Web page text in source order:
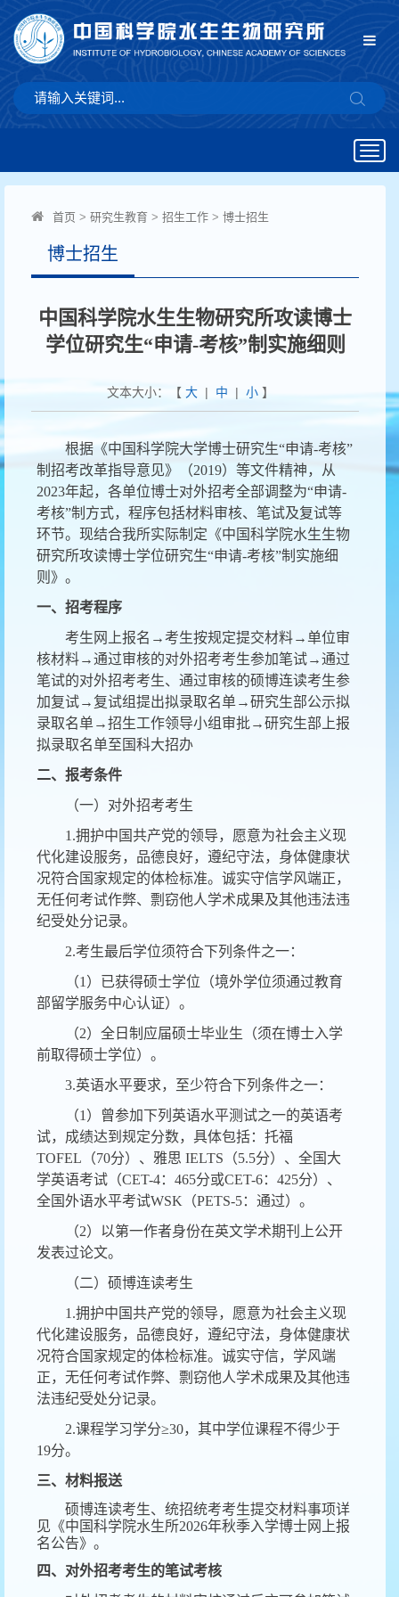
首页 > 研究生教育 > 招生工作 > 博士招生
博士招生
中国科学院水生生物研究所攻读博士
学位研究生“申请-考核”制实施细则
文本大小：【 大| 中 | 小】
根据《中国科学院大学博士研究生“申请-考核”
制招考改革指导意见》（2019）等文件精神，从
2023年起，各单位博士对外招考全部调整为“申请-
考核”制方式，程序包括材料审核、笔试及复试等
环节。 现结合我所实际制定《中国科学院水生生物
研究所攻读博士学位研究生“申请-考核”制实施细
则》。
一、招考程序
考生网上报名 →考生按规定提交材料→单位审
核材料→通过审核的对外招考考生参加笔试→通过
笔试的对外招考考生、通过审核的硕博连读考生参
加复试→复试组提出拟录取名单→研究生部公示拟
录取名单→招生工作领导小组审批→研究生部上报
拟录取名单至国科大招办
二、报考条件
（一）对外招考考生
1.拥护中国共产党的领导，愿意为社会主义现
代化建设服务，品德良好，遵纪守法，身体健康状
况符合国家规定的体检标准。诚实守信学风端正，
无任何考试作弊、剽窃他人学术成果及其他违法违
纪受处分记录。
2.考生最后学位须符合下列条件之一：
（1）已获得硕士学位（境外学位须通过教育
部留学服务中心认证）。
（2）全日制应届硕士毕业生（须在博士入学
前取得硕士学位）。
3.英语水平要求，至少符合下列条件之一：
（1）曾参加下列英语水平测试之一的英语考
试，成绩达到规定分数，具体包括：托福
TOFEL（70分）、雅思 IELTS（5.5分）、全国大
学英语考试（CET-4：465分或CET-6：425分）、
全国外语水平考试WSK（PETS-5：通过）。
（2）以第一作者身份在英文学术期刊上公开
发表过论文。
（二）硕博连读考生
1.拥护中国共产党的领导，愿意为社会主义现
代化建设服务，品德良好，遵纪守法，身体健康状
况符合国家规定的体检标准。诚实守信，学风端
正，无任何考试作弊、剽窃他人学术成果及其他违
法违纪受处分记录。
2.课程学习学分≥30，其中学位课程不得少于
19分。
三、材料报送
硕博连读考生、统招统考考生提交材料事项详
见《中国科学院水生所2026年秋季入学博士网上报
名公告》。
四、对外招考考生的笔试考核